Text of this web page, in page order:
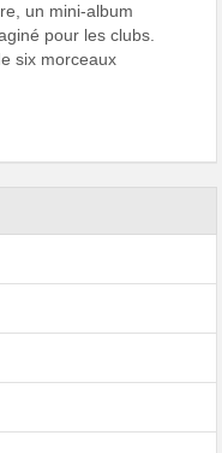
un mini-album
pour les clubs.
six morceaux